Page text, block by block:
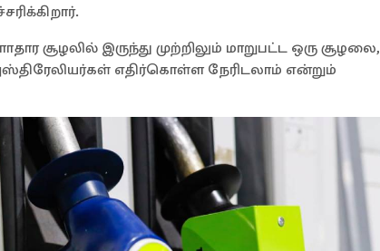
இருந்து முற்றிலும் மாறுபட்ட ஒரு சூழலை,
எதிர்கொள்ள நேரிடலாம் என்றும்